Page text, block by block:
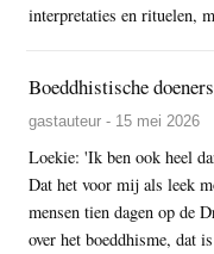
interpretaties en rituelen,
Boeddhistische
gastauteur - 15 mei 2026
Loekie: 'Ik ben ook heel
Dat het voor mij als leek
mensen tien dagen op de
over het boeddhisme, dat